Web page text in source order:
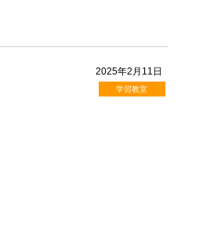
2025年2月11日
学習教室